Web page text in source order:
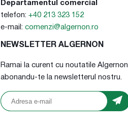
Departamentul comercial
telefon: +40 213 323 152
e-mail: comenzi@algernon.ro
NEWSLETTER ALGERNON
Ramai la curent cu noutatile Algernon
abonandu-te la newsletterul nostru.